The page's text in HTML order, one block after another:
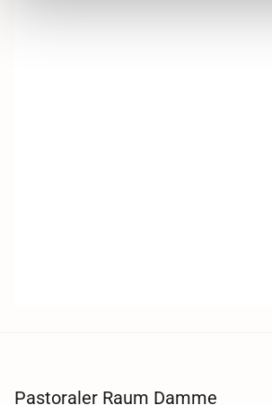
Pastoraler Raum Damme